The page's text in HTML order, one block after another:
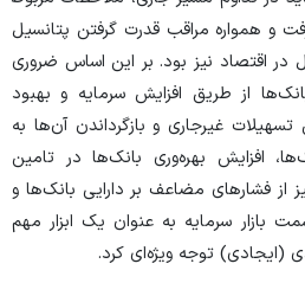
و همواره مراقب قدرت گرفتن پتانسیل
در اقتصاد نیز بود. بر این اساس ضروری
از طریق افزایش سرمایه و بهبود
غیرجاری و بازگرداندن آن‌ها به
افزایش بهره‌وری بانک‌ها در تامین
از فشار‌های مضاعف بر دارایی بانک‌ها و
بازار سرمایه به عنوان یک ابزار مهم
(ایجادی) توجه ویژه‌ای کرد.